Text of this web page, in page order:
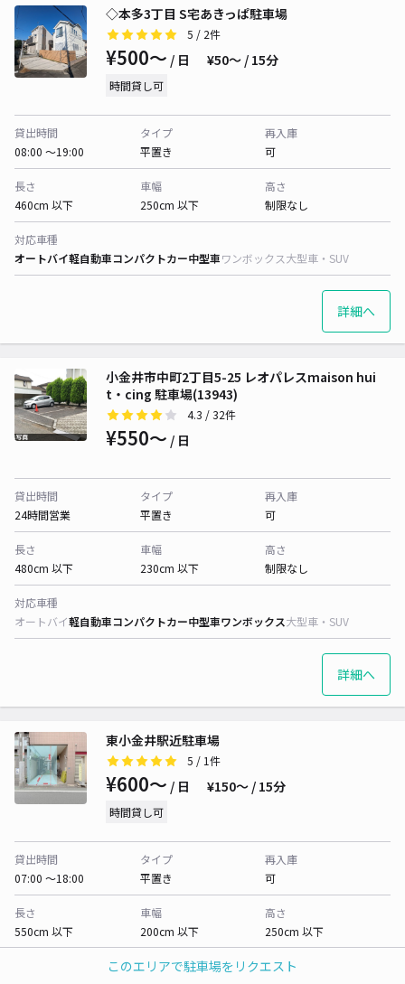
このエリアで駐車場をリクエスト
◇本多3丁目 S宅あきっぱ駐車場
5 / 2件
¥500〜 / 日 ¥50〜 / 15分
時間貸し可
貸出時間
08:00 〜19:00
タイプ
平置き
再入庫
可
長さ
460cm 以下
車幅
250cm 以下
高さ
制限なし
対応車種
オートバイ軽自動車コンパクトカー中型車ワンボックス大型車・SUV
詳細へ
小金井市中町2丁目5-25 レオパレスmaison hui
t・cing 駐車場(13943)
4.3 / 32件
¥550〜 / 日
貸出時間
24時間営業
タイプ
平置き
再入庫
可
長さ
480cm 以下
車幅
230cm 以下
高さ
制限なし
対応車種
オートバイ軽自動車コンパクトカー中型車ワンボックス大型車・SUV
詳細へ
東小金井駅近駐車場
5 / 1件
¥600〜 / 日 ¥150〜 / 15分
時間貸し可
貸出時間
07:00 〜18:00
タイプ
平置き
再入庫
可
長さ
550cm 以下
車幅
200cm 以下
高さ
250cm 以下